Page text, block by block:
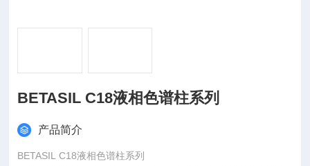
BETASIL C18液相色谱柱系列
产品简介
BETASIL C18液相色谱柱系列